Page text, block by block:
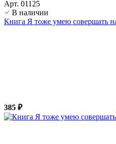
Арт. 01125
В наличии
Книга Я тоже умею совершать
385 ₽